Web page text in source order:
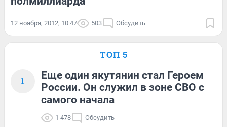
12 ноября, 2012, 10:47 503 Обсудить
ТОП 5
1
Еще один якутянин стал Героем
России. Он служил в зоне СВО с
самого начала
1 478 Обсудить